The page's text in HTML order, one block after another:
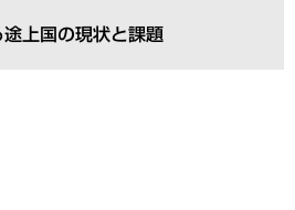
上国の現状と課題